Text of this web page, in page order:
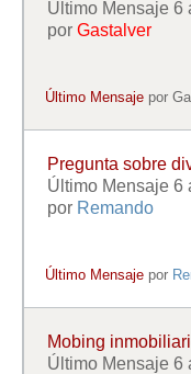
Último Mensaje 6
por Gastalver
Último Mensaje por
Pregunta sobre
Último Mensaje 6
por Remando
Último Mensaje por
Mobing
Último Mensaje 6